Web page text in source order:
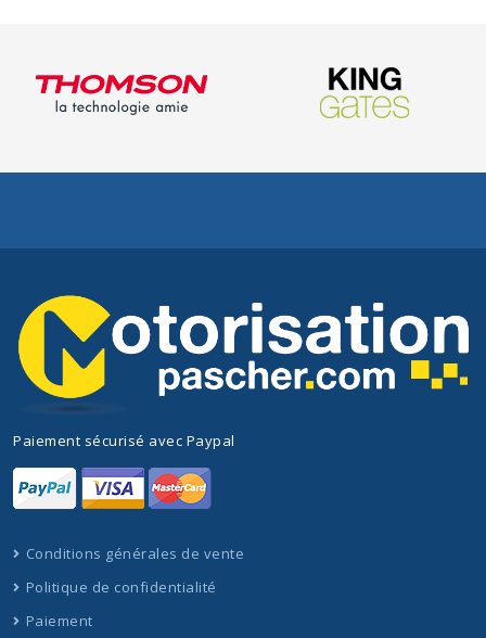
Paiement sécurisé avec Paypal
Conditions générales de vente
Politique de confidentialité
Paiement